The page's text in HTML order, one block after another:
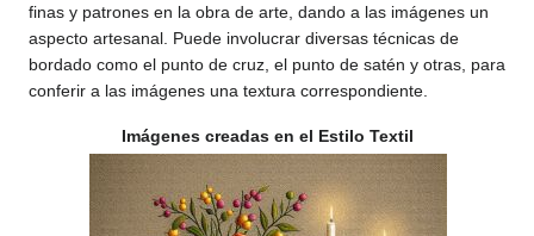
finas y patrones en la obra de arte, dando a las imágenes un
aspecto artesanal. Puede involucrar diversas técnicas de
bordado como el punto de cruz, el punto de satén y otras, para
conferir a las imágenes una textura correspondiente.
Imágenes creadas en el Estilo Textil